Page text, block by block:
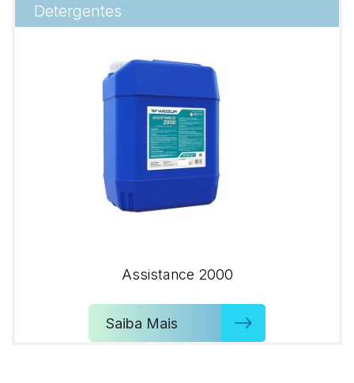
Detergentes
Assistance 2000
Saiba Mais